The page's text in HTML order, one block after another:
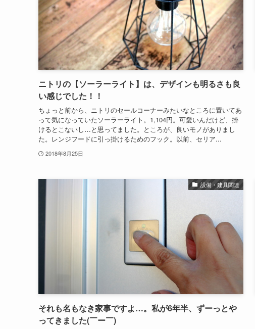
ニトリの【ソーラーライト】は、デザインも明るさも良
い感じでした！！
ちょっと前から、ニトリのセールコーナーみたいなところに置いてあ
って気になっていたソーラーライト。1,104円。可愛いんだけど、掛
けるとこないし…と思ってました。ところが、良いモノがありまし
た。レンジフードに引っ掛けるためのフック。以前、セリア...
2018年8月25日
設備・建具関連
それも名もなき家事ですよ…。私が6年半、ずーっとや
ってきました(￣ー￣)